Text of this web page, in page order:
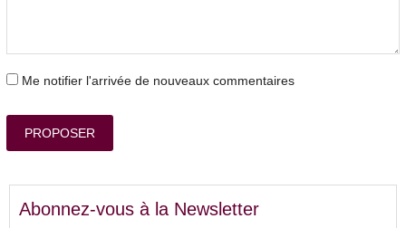
Me notifier l'arrivée de nouveaux commentaires
PROPOSER
Abonnez-vous à la Newsletter